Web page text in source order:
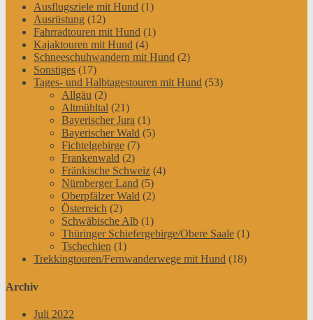
Ausflugsziele mit Hund (1)
Ausrüstung (12)
Fahrradtouren mit Hund (1)
Kajaktouren mit Hund (4)
Schneeschuhwandern mit Hund (2)
Sonstiges (17)
Tages- und Halbtagestouren mit Hund (53)
Allgäu (2)
Altmühltal (21)
Bayerischer Jura (1)
Bayerischer Wald (5)
Fichtelgebirge (7)
Frankenwald (2)
Fränkische Schweiz (4)
Nürnberger Land (5)
Oberpfälzer Wald (2)
Österreich (2)
Schwäbische Alb (1)
Thüringer Schiefergebirge/Obere Saale (1)
Tschechien (1)
Trekkingtouren/Fernwanderwege mit Hund (18)
Archiv
Juli 2022